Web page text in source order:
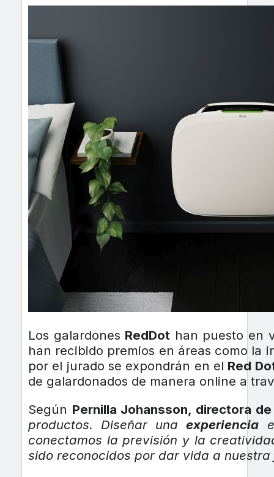
Los galardones RedDot han puesto en
han recibido premios en áreas como la
por el jurado se expondrán en el Red
de galardonados de manera online a
Según Pernilla Johansson, directora
productos. Diseñar unaexperiencia
conectamos la previsión y la
sido reconocidos por dar vida a nuestra